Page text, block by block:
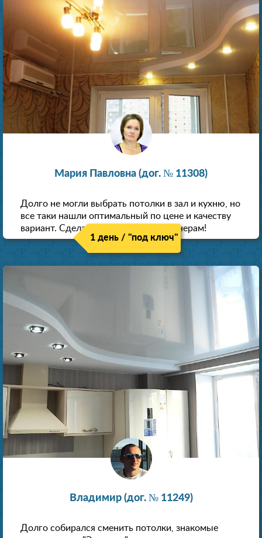
Мария Павловна (дог. № 11308)
Долго не могли выбрать потолки в зал и кухню, но
все таки нашли оптимальный по цене и качеству
вариант. Сделали скидку как пенсионерам!
1 день / "под ключ"
Владимир (дог. № 11249)
Долго собирался сменить потолки, знакомые